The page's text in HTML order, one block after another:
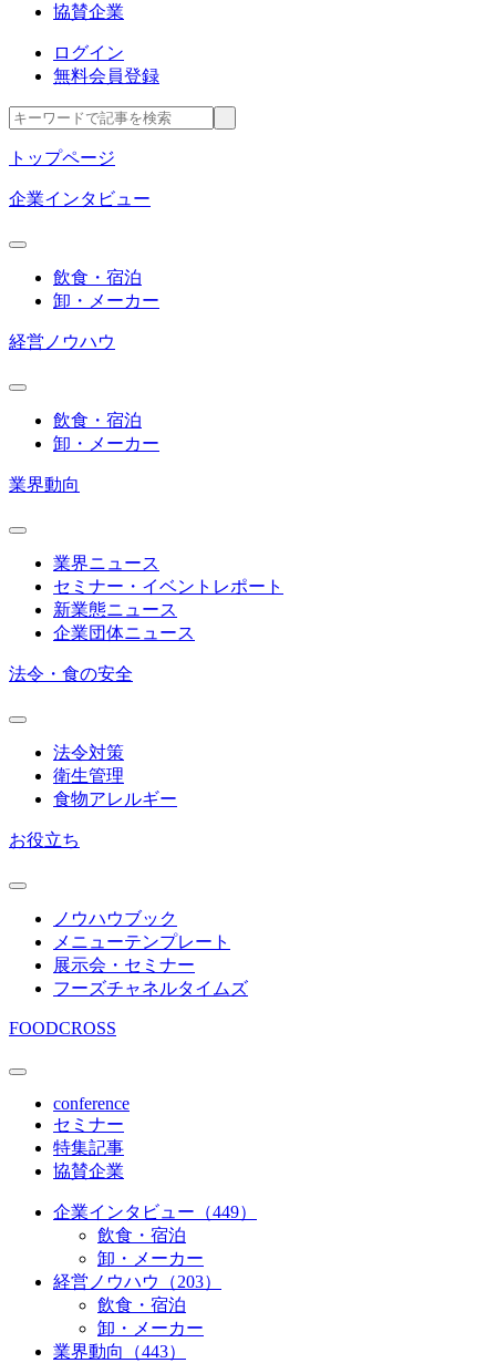
協賛企業
ログイン
無料会員登録
トップページ
企業インタビュー
飲食・宿泊
卸・メーカー
経営ノウハウ
飲食・宿泊
卸・メーカー
業界動向
業界ニュース
セミナー・イベントレポート
新業態ニュース
企業団体ニュース
法令・食の安全
法令対策
衛生管理
食物アレルギー
お役立ち
ノウハウブック
メニューテンプレート
展示会・セミナー
フーズチャネルタイムズ
FOODCROSS
conference
セミナー
特集記事
協賛企業
企業インタビュー（449）
飲食・宿泊
卸・メーカー
経営ノウハウ（203）
飲食・宿泊
卸・メーカー
業界動向（443）